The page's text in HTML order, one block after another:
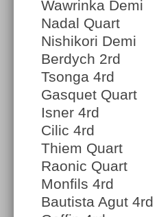
Wawrinka Demi
Nadal Quart
Nishikori Demi
Berdych 2rd
Tsonga 4rd
Gasquet Quart
Isner 4rd
Cilic 4rd
Thiem Quart
Raonic Quart
Monfils 4rd
Bautista Agut 4rd